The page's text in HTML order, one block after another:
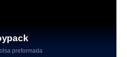
preformada